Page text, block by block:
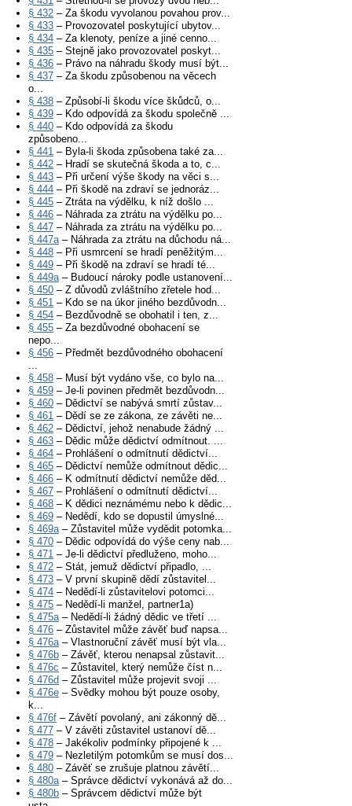
§ 432 – Za škodu vyvolanou povahou prov...
§ 433 – Provozovatel poskytující ubytov...
§ 434 – Za klenoty, peníze a jiné cenno...
§ 435 – Stejně jako provozovatel poskyt...
§ 436 – Právo na náhradu škody musí být...
§ 437 – Za škodu způsobenou na věcech
o...
§ 438 – Způsobí-li škodu více škůdců, o...
§ 439 – Kdo odpovídá za škodu společně ...
§ 440 – Kdo odpovídá za škodu
způsobeno...
§ 441 – Byla-li škoda způsobena také za...
§ 442 – Hradí se skutečná škoda a to, c...
§ 443 – Při určení výše škody na věci s...
§ 444 – Při škodě na zdraví se jednoráz...
§ 445 – Ztráta na výdělku, k níž došlo ...
§ 446 – Náhrada za ztrátu na výdělku po...
§ 447 – Náhrada za ztrátu na výdělku po...
§ 447a– Náhrada za ztrátu na důchodu ná...
§ 448 – Při usmrcení se hradí peněžitým...
§ 449 – Při škodě na zdraví se hradí té...
§ 449a– Budoucí nároky podle ustanovení...
§ 450 – Z důvodů zvláštního zřetele hod...
§ 451 – Kdo se na úkor jiného bezdůvodn...
§ 454 – Bezdůvodně se obohatil i ten, z...
§ 455 – Za bezdůvodné obohacení se
nepo...
§ 456 – Předmět bezdůvodného obohacení
...
§ 458 – Musí být vydáno vše, co bylo na...
§ 459 – Je-li povinen předmět bezdůvodn...
§ 460 – Dědictví se nabývá smrtí zůstav...
§ 461 – Dědí se ze zákona, ze závěti ne...
§ 462 – Dědictví, jehož nenabude žádný ...
§ 463 – Dědic může dědictví odmítnout. ...
§ 464 – Prohlášení o odmítnutí dědictví...
§ 465 – Dědictví nemůže odmítnout dědic...
§ 466 – K odmítnutí dědictví nemůže děd...
§ 467 – Prohlášení o odmítnutí dědictví...
§ 468 – K dědici neznámému nebo k dědic...
§ 469 – Nedědí, kdo se dopustil úmyslné...
§ 469a– Zůstavitel může vydědit potomka...
§ 470 – Dědic odpovídá do výše ceny nab...
§ 471 – Je-li dědictví předluženo, moho...
§ 472 – Stát, jemuž dědictví připadlo, ...
§ 473 – V první skupině dědí zůstavitel...
§ 474 – Nedědí-li zůstavitelovi potomci...
§ 475 – Nedědí-li manžel, partner1a)
§ 475a– Nedědí-li žádný dědic ve třetí ...
§ 476 – Zůstavitel může závěť buď napsa...
§ 476a– Vlastnoruční závěť musí být vla...
§ 476b – Závěť, kterou nenapsal zůstavit...
§ 476c – Zůstavitel, který nemůže číst n...
§ 476d – Zůstavitel může projevit svoji ...
§ 476e – Svědky mohou být pouze osoby,
k...
§ 476f – Závětí povolaný, ani zákonný dě...
§ 477 – V závěti zůstavitel ustanoví dě...
§ 478 – Jakékoliv podmínky připojené k ...
§ 479 – Nezletilým potomkům se musí dos...
§ 480 – Závěť se zrušuje platnou závětí...
§ 480a– Správce dědictví vykonává až do...
§ 480b – Správcem dědictví může být